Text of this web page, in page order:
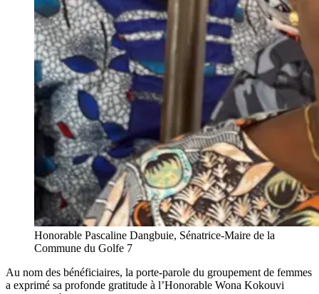
Honorable Pascaline Dangbuie, Sénatrice-Maire de la
Commune du Golfe 7
Au nom des bénéficiaires, la porte-parole du groupement de femmes
a exprimé sa profonde gratitude à l’Honorable Wona Kokouvi